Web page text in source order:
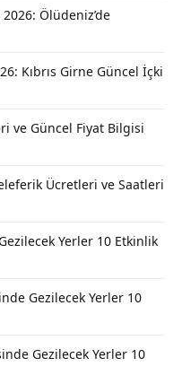
Ölüdeniz’de
Kıbrıs Girne Güncel İçki
ve Güncel Fiyat Bilgisi
Ücretleri ve Saatleri
Yerler 10 Etkinlik
Gezilecek Yerler 10
Gezilecek Yerler 10